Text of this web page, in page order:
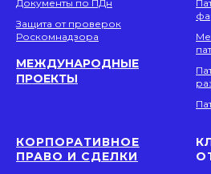
Документы по ПДн
Защита от проверок
Роскомнадзора
МЕЖДУНАРОДНЫЕ
ПРОЕКТЫ
КОРПОРАТИВНОЕ
ПРАВО И СДЕЛКИ